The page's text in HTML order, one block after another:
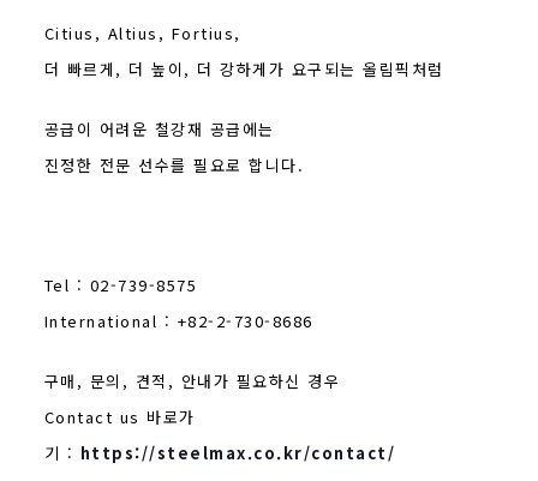
Citius, Altius, Fortius,
더 빠르게, 더 높이, 더 강하게가 요구되는 올림픽처럼
공급이 어려운 철강재 공급에는
진정한 전문 선수를 필요로 합니다.
Tel : 02-739-8575
International : +82-2-730-8686
구매, 문의, 견적, 안내가 필요하신 경우
Contact us 바로가
기 : https://steelmax.co.kr/contact/